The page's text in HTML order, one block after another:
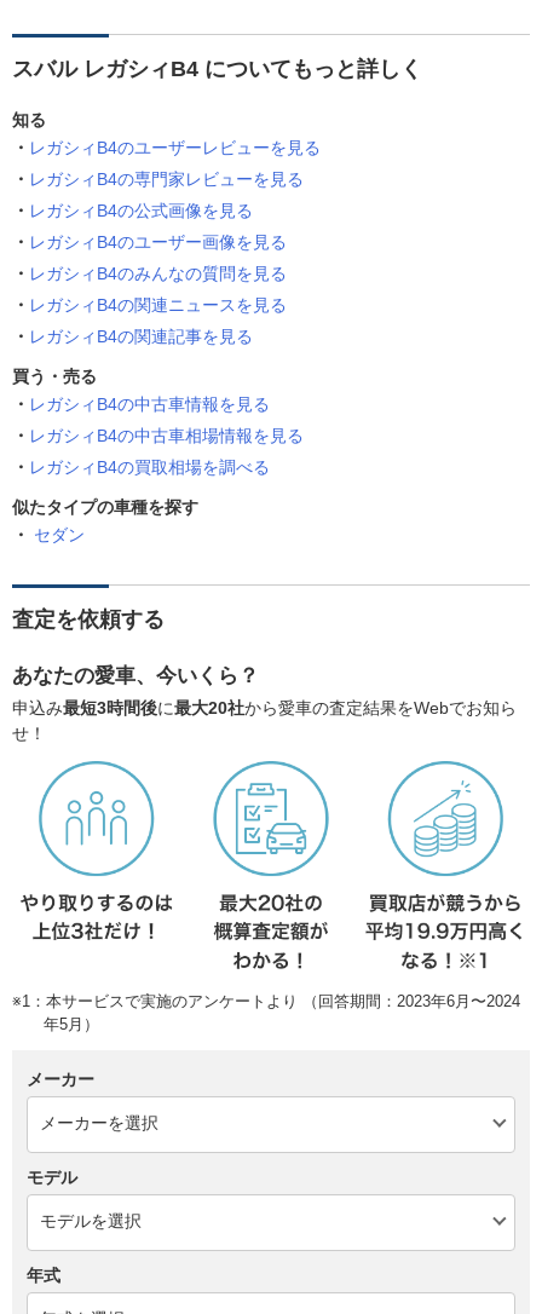
スバル レガシィB4 についてもっと詳しく
知る
レガシィB4のユーザーレビューを見る
レガシィB4の専門家レビューを見る
レガシィB4の公式画像を見る
レガシィB4のユーザー画像を見る
レガシィB4のみんなの質問を見る
レガシィB4の関連ニュースを見る
レガシィB4の関連記事を見る
買う・売る
レガシィB4の中古車情報を見る
レガシィB4の中古車相場情報を見る
レガシィB4の買取相場を調べる
似たタイプの車種を探す
セダン
査定を依頼する
あなたの愛車、今いくら？
申込み最短3時間後に最大20社から愛車の査定結果をWebでお知ら
せ！
※1：本サービスで実施のアンケートより （回答期間：2023年6月〜2024
年5月）
メーカー
モデル
年式